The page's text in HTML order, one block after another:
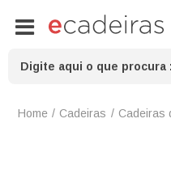
Cadeiras Cadeiras